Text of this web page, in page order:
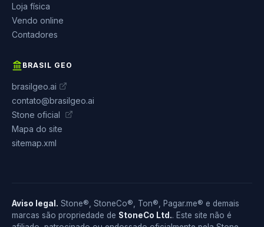
Loja física
Vendo online
Contadores
BRASIL GEO
brasilgeo.ai
contato@brasilgeo.ai
Stone oficial
Mapa do site
sitemap.xml
Aviso legal. Stone®, StoneCo®, Ton®, Pagar.me® e demais
marcas são propriedade de StoneCo Ltd.. Este site não é